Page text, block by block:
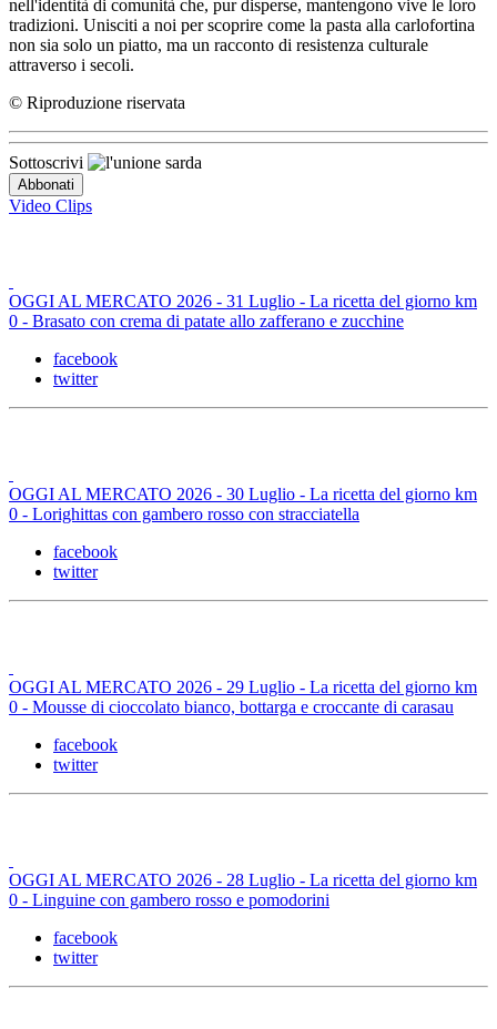
nell'identità di comunità che, pur disperse, mantengono vive le loro
tradizioni. Unisciti a noi per scoprire come la pasta alla carlofortina
non sia solo un piatto, ma un racconto di resistenza culturale
attraverso i secoli.
© Riproduzione riservata
Sottoscrivi
Video Clips
OGGI AL MERCATO 2026 - 31 Luglio - La ricetta del giorno km
0 - Brasato con crema di patate allo zafferano e zucchine
facebook
twitter
OGGI AL MERCATO 2026 - 30 Luglio - La ricetta del giorno km
0 - Lorighittas con gambero rosso con stracciatella
facebook
twitter
OGGI AL MERCATO 2026 - 29 Luglio - La ricetta del giorno km
0 - Mousse di cioccolato bianco, bottarga e croccante di carasau
facebook
twitter
OGGI AL MERCATO 2026 - 28 Luglio - La ricetta del giorno km
0 - Linguine con gambero rosso e pomodorini
facebook
twitter